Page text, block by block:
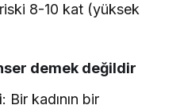
8-10 kat (yüksek
demek değildir
: Bir kadının bir